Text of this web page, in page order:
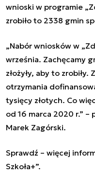
wnioski w programie
zrobiło to 2338 gmin
„Nabór wniosków w
września. Zachęcamy
złożyły, aby to
otrzymania
tysięcy złotych. Co
od 16 marca 2020 r.” –
Marek Zagórski.
Sprawdź – więcej
Szkoła+”.